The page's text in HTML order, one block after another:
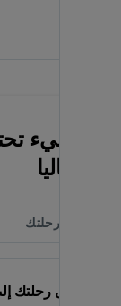
كل شيء
في ماليا
أكمل رحلتك
اكمل رحلتك